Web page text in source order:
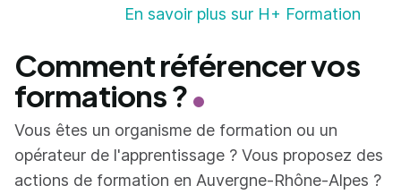
En savoir plus sur H+ Formation
Comment référencer vos
formations ?
Vous êtes un organisme de formation ou un
opérateur de l'apprentissage ? Vous proposez des
actions de formation en Auvergne-Rhône-Alpes ?